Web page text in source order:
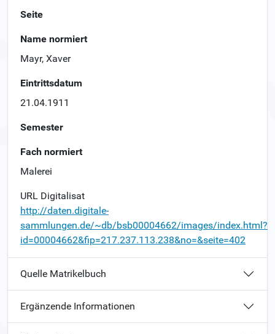
Seite
Name normiert
Mayr, Xaver
Eintrittsdatum
21.04.1911
Semester
Fach normiert
Malerei
URL Digitalisat
http://daten.digitale-
sammlungen.de/~db/bsb00004662/images/index.html?
id=00004662&fip=217.237.113.238&no=&seite=402
Quelle Matrikelbuch
Ergänzende Informationen